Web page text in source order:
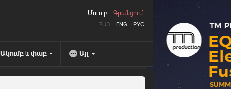
ՀԱՅ ENG РУС
Մուտք Գրանցում
Ակումբ և փաբ Այլ